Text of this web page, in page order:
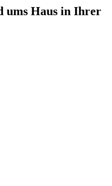
ums Haus in Ihrer